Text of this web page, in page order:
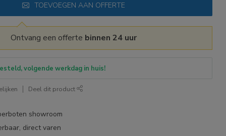
TOEVOEGEN AAN OFFERTE
Ontvang een offerte binnen 24 uur
volgende werkdag in huis!
Deel dit product
showroom
direct varen